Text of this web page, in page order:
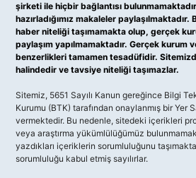
şirketi ile hiçbir bağlantısı
hazırladığımız makaleler
haber niteliği taşımamakta olup, gerçek
paylaşım yapılmamaktadır. Gerçek kurum
benzerlikleri tamamen tesadüfidir.
halindedir ve tavsiye niteliği taşımazlar.
Sitemiz, 5651 Sayılı Kanun gereğince Bilgi
Kurumu (BTK) tarafından onaylanmış bir Yer
vermektedir. Bu nedenle, sitedeki içerikleri
veya araştırma yükümlülüğümüz
yazdıkları içeriklerin sorumluluğunu
sorumluluğu kabul etmiş sayılırlar.